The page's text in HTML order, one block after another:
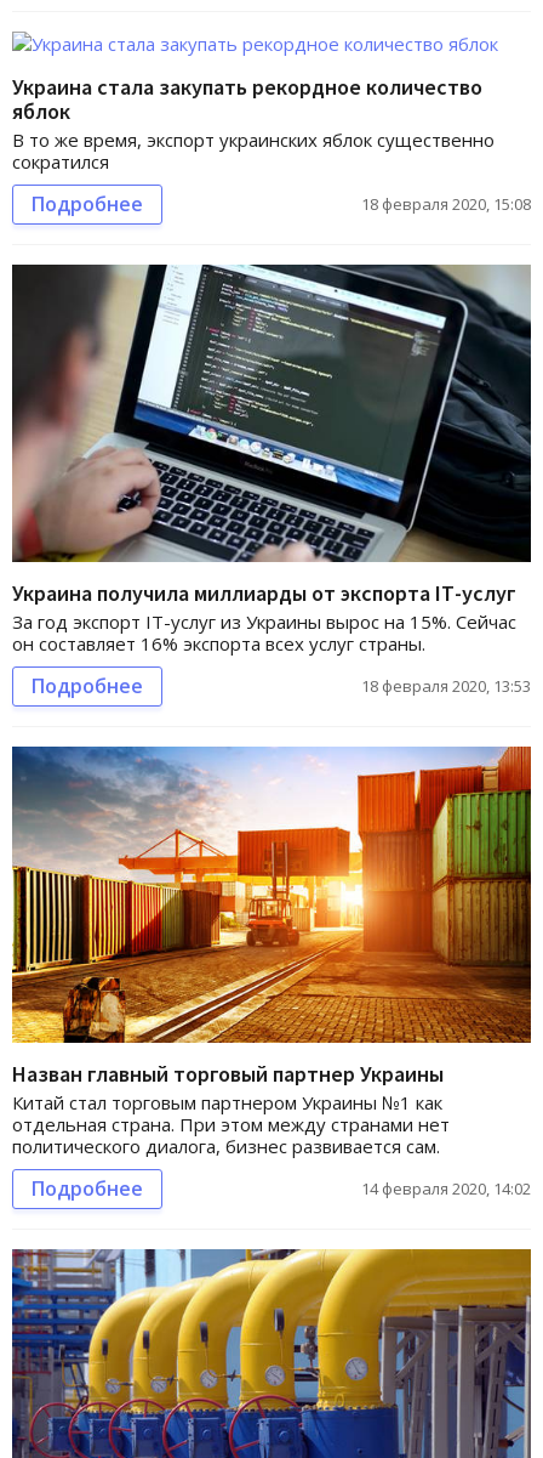
Украина стала закупать рекордное количество
яблок
В то же время, экспорт украинских яблок существенно
сократился
Подробнее 18 февраля 2020, 15:08
Украина получила миллиарды от экспорта IТ-услуг
За год экспорт IТ-услуг из Украины вырос на 15%. Сейчас
он составляет 16% экспорта всех услуг страны.
Подробнее 18 февраля 2020, 13:53
Назван главный торговый партнер Украины
Китай стал торговым партнером Украины №1 как
отдельная страна. При этом между странами нет
политического диалога, бизнес развивается сам.
Подробнее 14 февраля 2020, 14:02